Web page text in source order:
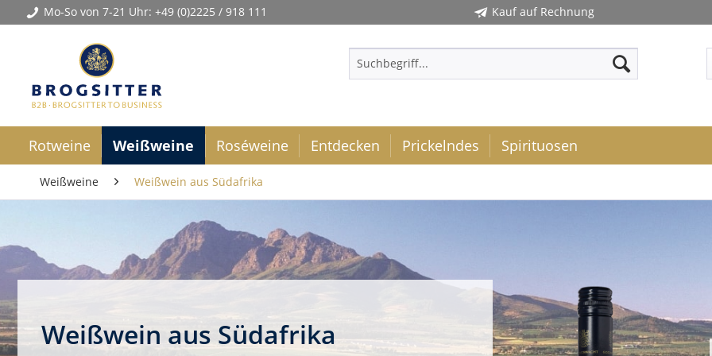
Mo-So von 7-21 Uhr: +49 (0)2225 / 918 111 Kauf auf Rechnung
Rotweine Weißweine Roséweine Entdecken Prickelndes Spirituosen
Weißweine Weißwein aus Südafrika
Weißwein aus Südafrika